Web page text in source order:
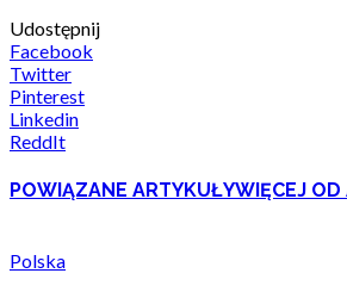
Udostępnij
Facebook
Twitter
Pinterest
Linkedin
ReddIt
POWIĄZANE ARTYKUŁYWIĘCEJ
Polska